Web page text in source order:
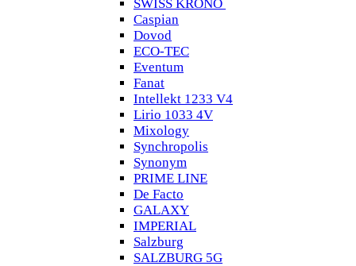
SWISS KRONO
Caspian
Dovod
ECO-TEC
Eventum
Fanat
Intellekt 1233 V4
Lirio 1033 4V
Mixology
Synchropolis
Synonym
PRIME LINE
De Facto
GALAXY
IMPERIAL
Salzburg
SALZBURG 5G